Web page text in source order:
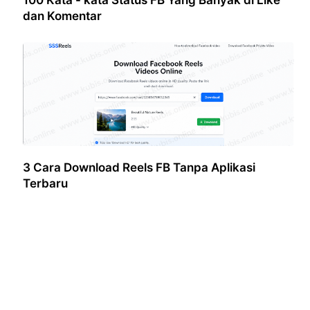
dan Komentar
3 Cara Download Reels FB Tanpa Aplikasi
Terbaru